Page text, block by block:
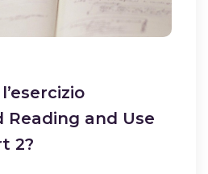
Reading and Use
2?